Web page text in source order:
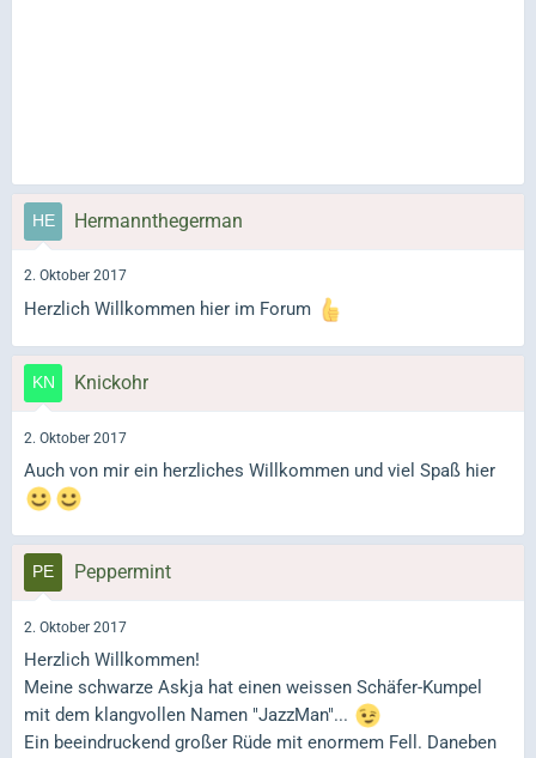
Hermannthegerman
2. Oktober 2017
Herzlich Willkommen hier im Forum
Knickohr
2. Oktober 2017
Auch von mir ein herzliches Willkommen und viel Spaß hier
Peppermint
2. Oktober 2017
Herzlich Willkommen!
Meine schwarze Askja hat einen weissen Schäfer-Kumpel
mit dem klangvollen Namen "JazzMan"...
Ein beeindruckend großer Rüde mit enormem Fell. Daneben